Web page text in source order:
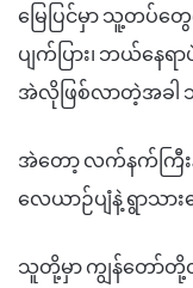
မြေပြင်မှာ သူ့တ
ပျက်ပြား၊ ဘယ်နေ
အဲလိုဖြစ်လာတဲ့အခါ
အဲတော့ လက်နက်ကြီး
လေယာဉ်ပျံနဲ့ ရွာသာ
သူတို့မှာ ကျွန်တော်